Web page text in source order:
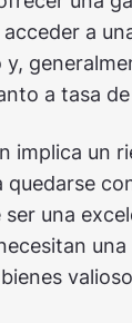
a
a tasa
implica un
una